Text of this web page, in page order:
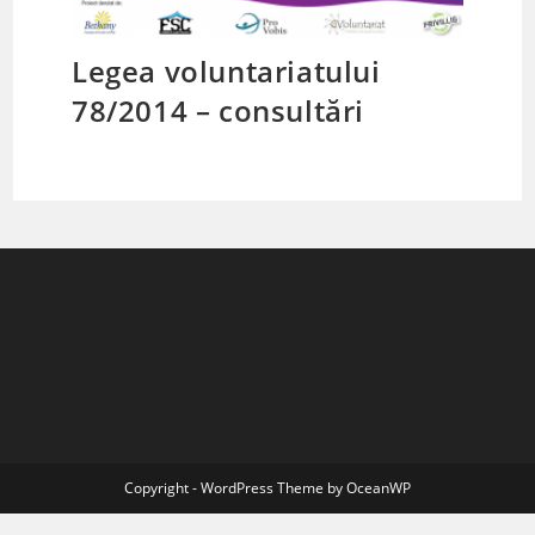
Legea voluntariatului
78/2014 – consultări
Copyright - WordPress Theme by OceanWP